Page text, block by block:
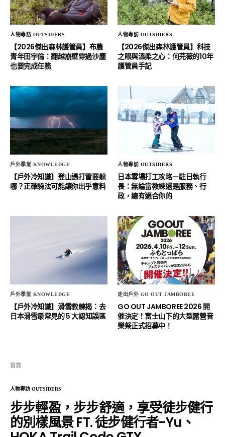
人物專訪 OUTSIDERS
【2026傑出森林護管員】布農
青年田宇倫：翻越崩壁穿過沙塵
也要完成任務
人物專訪 OUTSIDERS
【2026傑出森林護管員】科技
之眼與溫柔之心：何芫薇的10年
護管員手記
戶外學堂 KNOWLEDGE
【戶外冷知識】登山遇打雷要躲
哪？正確躲法可能讓你出乎意料
人物專訪 OUTSIDERS
日本雪場打工攻略－駐日執行
長：無論當教練還是服務、行
政，總有適合你的
戶外學堂 KNOWLEDGE
【戶外冷知識】滑雪教練揭：去
日本滑雪最常見的 5 大認知誤區
走出戶外 GO OUT JAMBOREE
GO OUT JAMBOREE 2026 開
催決定！富士山下的大型露營音
樂祭正式招募中！
首頁
人物專訪 OUTSIDERS
步步輕盈，步步舒適，享受徒步健行
的別樣風景 FT. 徒步健行者-Yu、